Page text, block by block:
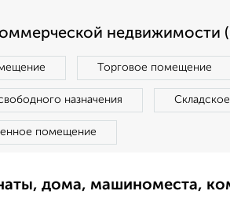
недвижимости
Торговое помещение
назначения
помещение
дома, машиноместа,